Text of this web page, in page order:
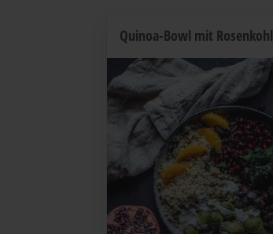
Quinoa-Bowl mit Rosenkohl